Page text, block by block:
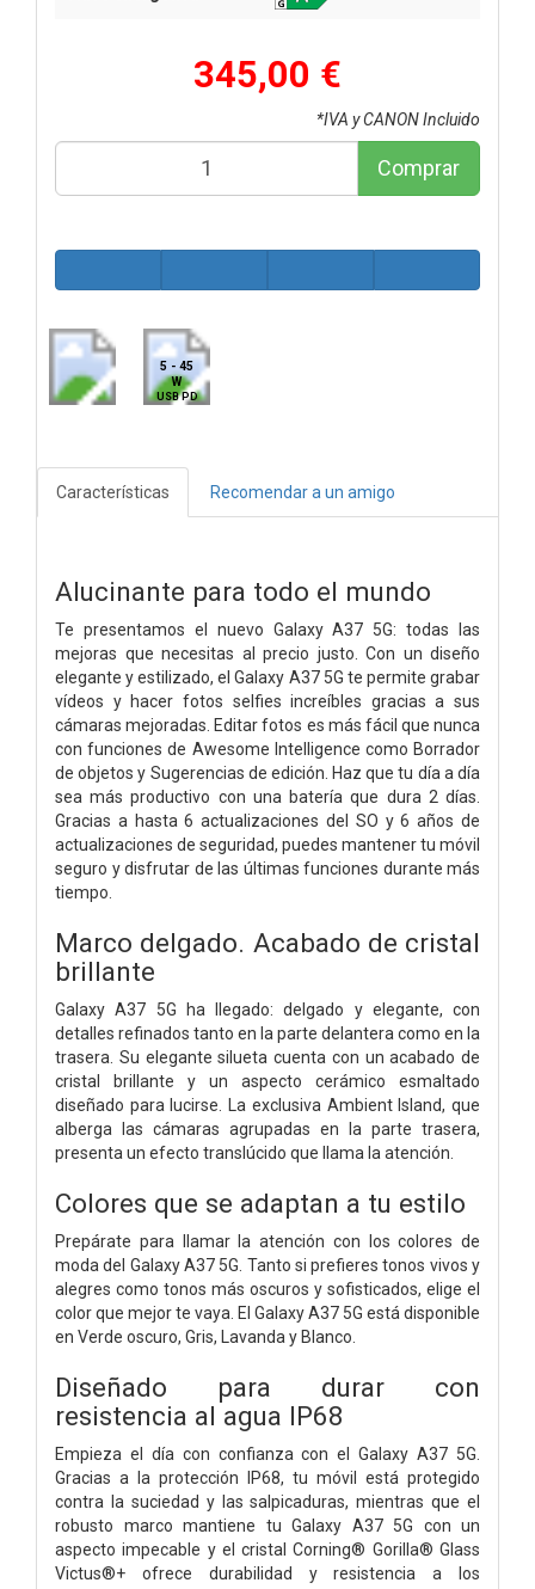
345,00 €
*IVA y CANON Incluido
Comprar
5 - 45
W
USB PD
Características Recomendar a un amigo
Alucinante para todo el mundo
Te presentamos el nuevo Galaxy A37 5G: todas las
mejoras que necesitas al precio justo. Con un diseño
elegante y estilizado, el Galaxy A37 5G te permite grabar
vídeos y hacer fotos selfies increíbles gracias a sus
cámaras mejoradas. Editar fotos es más fácil que nunca
con funciones de Awesome Intelligence como Borrador
de objetos y Sugerencias de edición. Haz que tu día a día
sea más productivo con una batería que dura 2 días.
Gracias a hasta 6 actualizaciones del SO y 6 años de
actualizaciones de seguridad, puedes mantener tu móvil
seguro y disfrutar de las últimas funciones durante más
tiempo.
Marco delgado. Acabado de cristal
brillante
Galaxy A37 5G ha llegado: delgado y elegante, con
detalles refinados tanto en la parte delantera como en la
trasera. Su elegante silueta cuenta con un acabado de
cristal brillante y un aspecto cerámico esmaltado
diseñado para lucirse. La exclusiva Ambient Island, que
alberga las cámaras agrupadas en la parte trasera,
presenta un efecto translúcido que llama la atención.
Colores que se adaptan a tu estilo
Prepárate para llamar la atención con los colores de
moda del Galaxy A37 5G. Tanto si prefieres tonos vivos y
alegres como tonos más oscuros y sofisticados, elige el
color que mejor te vaya. El Galaxy A37 5G está disponible
en Verde oscuro, Gris, Lavanda y Blanco.
Diseñado para durar con
resistencia al agua IP68
Empieza el día con confianza con el Galaxy A37 5G.
Gracias a la protección IP68, tu móvil está protegido
contra la suciedad y las salpicaduras, mientras que el
robusto marco mantiene tu Galaxy A37 5G con un
aspecto impecable y el cristal Corning® Gorilla® Glass
Victus®+ ofrece durabilidad y resistencia a los